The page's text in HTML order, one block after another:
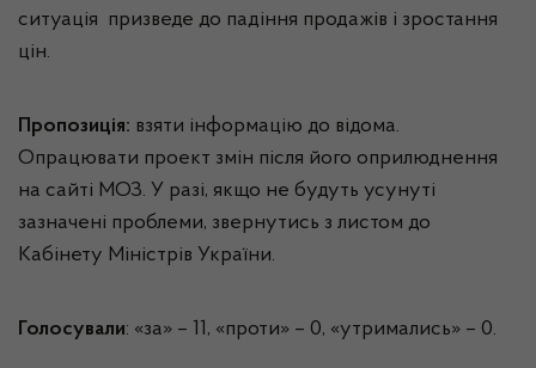
ситуація призведе до падіння продажів і зростання
цін.
Пропозиція: взяти інформацію до відома.
Опрацювати проект змін після його оприлюднення
на сайті МОЗ. У разі, якщо не будуть усунуті
зазначені проблеми, звернутись з листом до
Кабінету Міністрів України.
Голосували: «за» – 11, «проти» – 0, «утримались» – 0.